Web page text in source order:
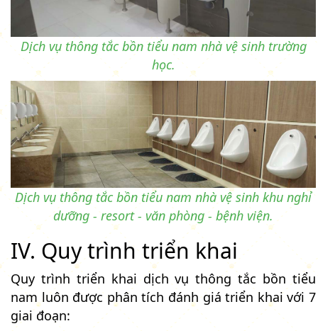
Dịch vụ thông tắc bồn tiểu nam nhà vệ sinh trường
học.
Dịch vụ thông tắc bồn tiểu nam nhà vệ sinh khu nghỉ
dưỡng - resort - văn phòng - bệnh viện.
IV. Quy trình triển khai
Quy trình triển khai dịch vụ thông tắc bồn tiểu
nam luôn được phân tích đánh giá triển khai với 7
giai đoạn: